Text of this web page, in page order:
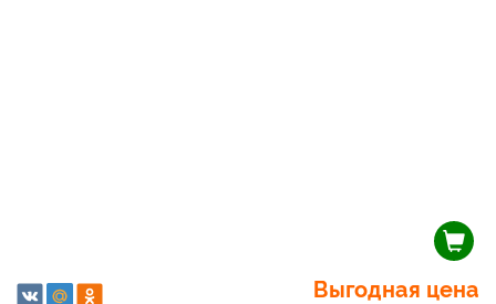
Выгодная цена